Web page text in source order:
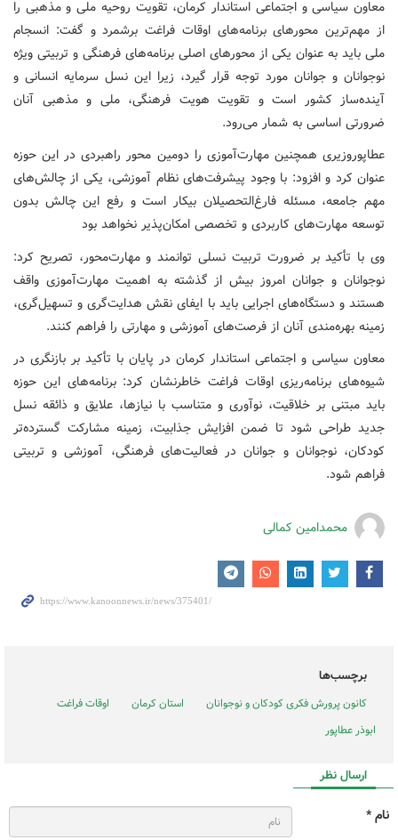
معاون سیاسی و اجتماعی استاندار کرمان، تقویت روحیه ملی و مذهبی را
از مهم‌ترین محورهای برنامه‌های اوقات فراغت برشمرد و گفت: انسجام
ملی باید به عنوان یکی از محورهای اصلی برنامه‌های فرهنگی و تربیتی ویژه
نوجوانان و جوانان مورد توجه قرار گیرد، زیرا این نسل سرمایه انسانی و
آینده‌ساز کشور است و تقویت هویت فرهنگی، ملی و مذهبی آنان
ضرورتی اساسی به شمار می‌رود.
عطاپوروزیری همچنین مهارت‌آموزی را دومین محور راهبردی در این حوزه
عنوان کرد و افزود: با وجود پیشرفت‌های نظام آموزشی، یکی از چالش‌های
مهم جامعه، مسئله فارغ‌التحصیلان بیکار است و رفع این چالش بدون
توسعه مهارت‌های کاربردی و تخصصی امکان‌پذیر نخواهد بود
وی با تأکید بر ضرورت تربیت نسلی توانمند و مهارت‌محور، تصریح کرد:
نوجوانان و جوانان امروز بیش از گذشته به اهمیت مهارت‌آموزی واقف
هستند و دستگاه‌های اجرایی باید با ایفای نقش هدایت‌گری و تسهیل‌گری،
زمینه بهره‌مندی آنان از فرصت‌های آموزشی و مهارتی را فراهم کنند.
معاون سیاسی و اجتماعی استاندار کرمان در پایان با تأکید بر بازنگری در
شیوه‌های برنامه‌ریزی اوقات فراغت خاطرنشان کرد: برنامه‌های این حوزه
باید مبتنی بر خلاقیت، نوآوری و متناسب با نیازها، علایق و ذائقه نسل
جدید طراحی شود تا ضمن افزایش جذابیت، زمینه مشارکت گسترده‌تر
کودکان، نوجوانان و جوانان در فعالیت‌های فرهنگی، آموزشی و تربیتی
فراهم شود.
محمدامین کمالی
برچسب‌ها
کانون پرورش فکری کودکان و نوجوانان استان کرمان
اوقات فراغت
ابوذر عطاپور
ارسال نظر
نام *